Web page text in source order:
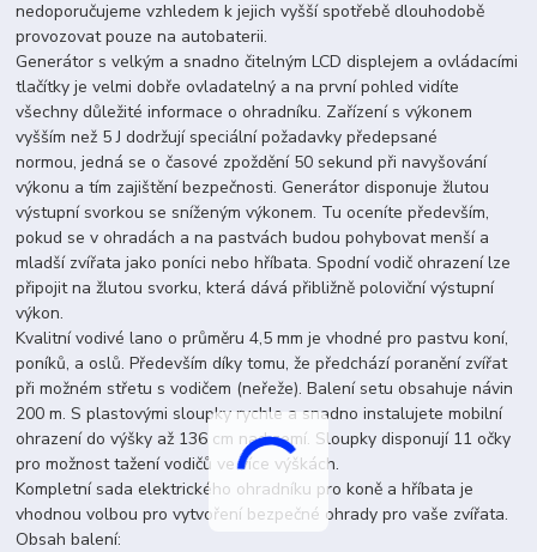
nedoporučujeme vzhledem k jejich vyšší spotřebě dlouhodobě
provozovat pouze na autobaterii.
Generátor s velkým a snadno čitelným LCD displejem a ovládacími
tlačítky je velmi dobře ovladatelný a na první pohled vidíte
všechny důležité informace o ohradníku. Zařízení s výkonem
vyšším než 5 J dodržují speciální požadavky předepsané
normou, jedná se o časové zpoždění 50 sekund při navyšování
výkonu a tím zajištění bezpečnosti. Generátor disponuje žlutou
výstupní svorkou se sníženým výkonem. Tu oceníte především,
pokud se v ohradách a na pastvách budou pohybovat menší a
mladší zvířata jako poníci nebo hříbata. Spodní vodič ohrazení lze
připojit na žlutou svorku, která dává přibližně poloviční výstupní
výkon.
Kvalitní vodivé lano o průměru 4,5 mm je vhodné pro pastvu koní,
poníků, a oslů. Především díky tomu, že předchází poranění zvířat
při možném střetu s vodičem (neřeže). Balení setu obsahuje návin
200 m. S plastovými sloupky rychle a snadno instalujete mobilní
ohrazení do výšky až 136 cm nad zemí. Sloupky disponují 11 očky
pro možnost tažení vodičů ve více výškách.
Kompletní sada elektrického ohradníku pro koně a hříbata je
vhodnou volbou pro vytvoření bezpečné ohrady pro vaše zvířata.
Obsah balení: